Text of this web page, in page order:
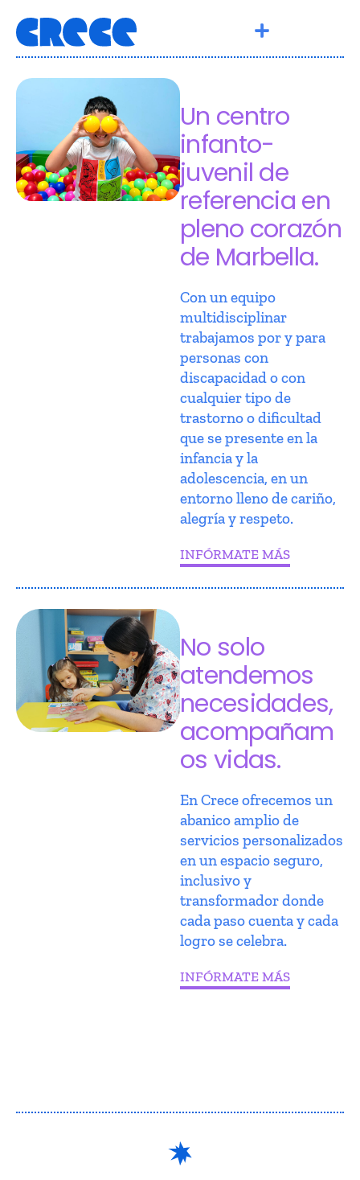
Un centro
infanto-
juvenil de
referencia en
pleno corazón
de Marbella.
Con un equipo
multidisciplinar
trabajamos por y para
personas con
discapacidad o con
cualquier tipo de
trastorno o dificultad
que se presente en la
infancia y la
adolescencia, en un
entorno lleno de cariño,
alegría y respeto.
INFÓRMATE MÁS
No solo
atendemos
necesidades,
acompañam
os vidas.
En Crece ofrecemos un
abanico amplio de
servicios personalizados
en un espacio seguro,
inclusivo y
transformador donde
cada paso cuenta y cada
logro se celebra.
INFÓRMATE MÁS